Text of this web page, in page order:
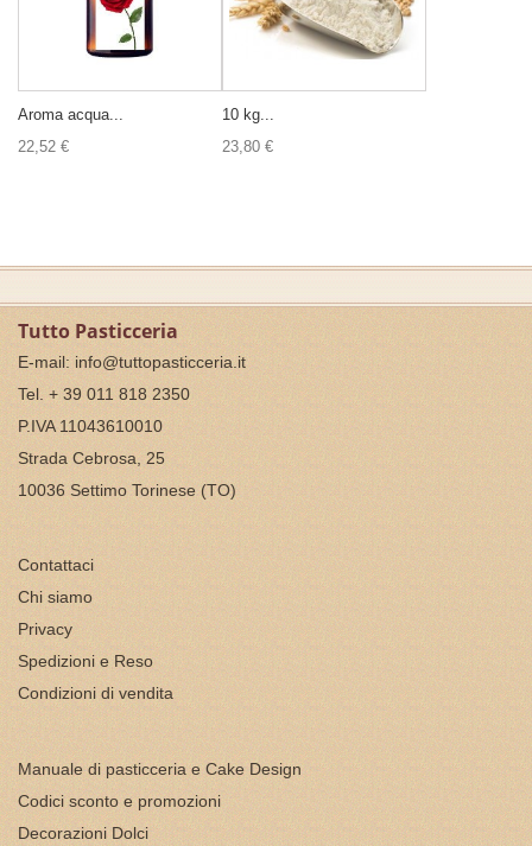
Aroma acqua...
22,52 €
10 kg...
23,80 €
Tutto Pasticceria
E-mail: info@tuttopasticceria.it
Tel. + 39 011 818 2350
P.IVA 11043610010
Strada Cebrosa, 25
10036 Settimo Torinese (TO)
Contattaci
Chi siamo
Privacy
Spedizioni e Reso
Condizioni di vendita
Manuale di pasticceria e Cake Design
Codici sconto e promozioni
Decorazioni Dolci